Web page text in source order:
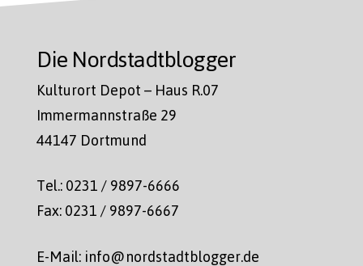
Die Nordstadtblogger
Kulturort Depot – Haus R.07
Immermannstraße 29
44147 Dortmund
Tel.: 0231 / 9897-6666
Fax: 0231 / 9897-6667
E-Mail: info@nordstadtblogger.de